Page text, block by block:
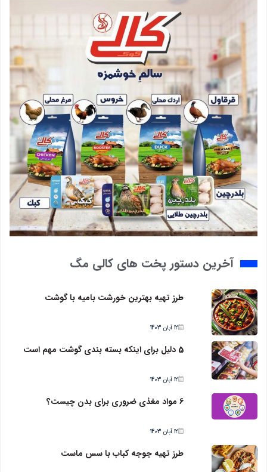
آخرین دستور پخت های کالی مگ
طرز تهیه بهترین خورشت بامیه با گوشت
12 آبان 1403
5 دلیل برای اینکه بسته بندی گوشت مهم است
12 آبان 1403
6 مواد مغذی ضروری برای بدن چیست؟
12 آبان 1403
طرز تهیه جوجه کباب با سس ماست